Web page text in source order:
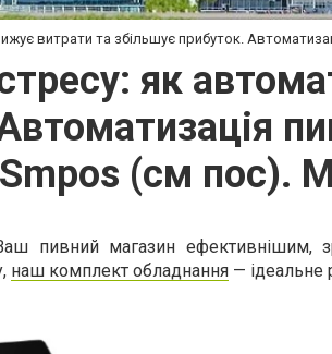
витрати та збільшує прибуток.
як
(см пос).
пивний магазин ефективнішим,
наш комплект обладнання — ідеальне